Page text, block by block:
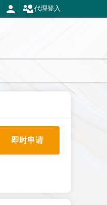
代理登入
即时申请